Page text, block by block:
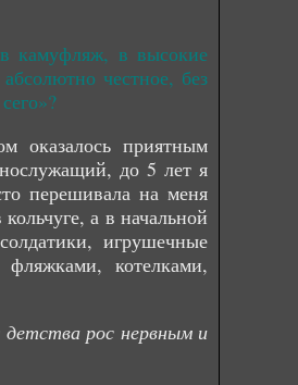
камуфляж, в высокие
честное, без
оказалось приятным
до 5 лет я
перешивала на меня
а в начальной
игрушечные
котелками,
рос нервным и